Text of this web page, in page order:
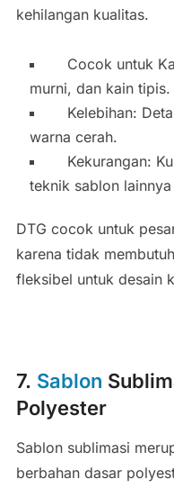
kehilangan kualitas.
Cocok untuk
murni, dan kain tipis.
Kelebihan:
warna cerah.
Kekurangan:
teknik sablon
DTG cocok untuk
karena tidak
fleksibel untuk desain
7. Sablon
Polyester
Sablon sublimasi
berbahan dasar